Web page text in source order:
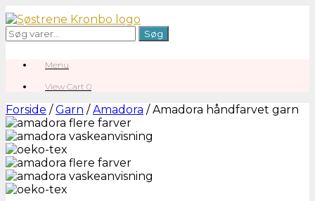
Gå
til
indhold
Søg
efter:
Søg
Menu
View
cart
View Cart 0
Forside /Garn /Amadora / Amadora håndfarvet garn